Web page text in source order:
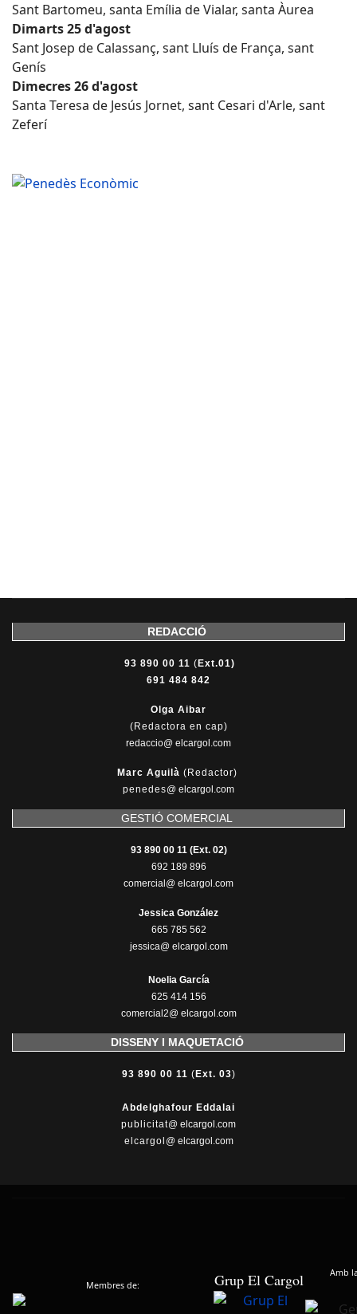
Sant Bartomeu, santa Emília de Vialar, santa Àurea
Dimarts 25 d'agost
Sant Josep de Calassanç, sant Lluís de França, sant
Genís
Dimecres 26 d'agost
Santa Teresa de Jesús Jornet, sant Cesari d'Arle, sant
Zeferí
REDACCIÓ
93 890 00 11 ( Ext.01)
691 484 842
Olga Aibar
(Redactora en cap)
redaccio@ elcargol.com
Marc Aguilà (Redactor)
penedes@ elcargol.com
GESTIÓ COMERCIAL
93 890 00 11 (Ext. 02)
692 189 896
comercial@ elcargol.com
Jessica González
665 785 562
jessica@ elcargol.com
Noelia García
625 414 156
comercial2@ elcargol.com
DISSENY I MAQUETACIÓ
93 890 00 11 ( Ext. 03)
Abdelghafour Eddalai
publicitat@ elcargol.com
elcargol @ elcargol.com
Membres de: Grup El Cargol Amb